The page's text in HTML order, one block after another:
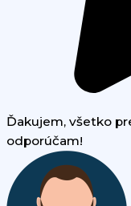
Ďakujem, všetko
odporúčam!